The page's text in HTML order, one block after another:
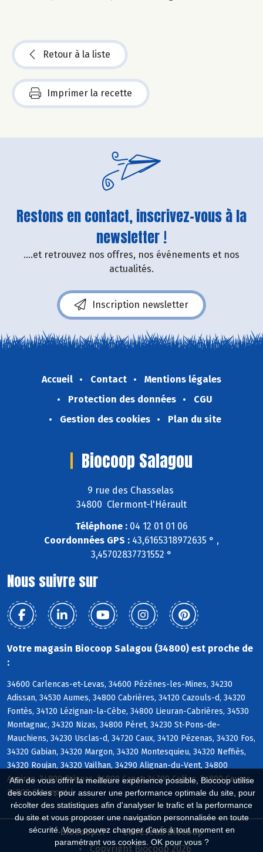
Afin de vous offrir la meilleure expérience possible, Biocoop utilise
des cookies : pour assurer une performance optimale du site, pour
récolter des statistiques afin d'analyser le trafic et la performance
du site et vous proposer une navigation personnalisée en toute
sécurité. Vous pouvez changer d'avis à tout moment en
paramétrant vos cookies. OK pour vous ?
Retour à la liste
Imprimer la recette
Restons en contact, inscrivez-vous à la
newsletter !
....et retrouvez nos offres, nos événements et nos
actualités.
Inscription newsletter
Accueil Contact
Mentions légales
Protection des données
CGU
Gestion des cookies
Plan du site
Biocoop Salagou
9 rue des Chasselas
34800 Clermont-l'Hérault
Téléphone : 04 12 01 01 06
Coordonnées GPS : 43,6165318972635 ° ,
3,45702837731552 °
Nous suivre sur
Votre magasin Biocoop Salagou (34800) est proche de
:
34600 Carlencas-et-Levas, 34600 Pézènes-les-Mines, 34230
Adissan, 34530 Aumes, 34800 Cabrières, 34120 Cazouls-d, 34320
Fontès, 34120 Lézignan-la-Cèbe, 34800 Lieuran-Cabrières, 34530
Montagnac, 34320 Nizas, 34800 Péret, 34230 St-Pons-de-
Mauchiens, 34230 Usclas-d, 34720 Caux, 34120 Pézenas, 34320 Fos,
34320 Gabian, 34320 Margon, 34320 Montesquieu, 34320 Neffiès,
34320 Roujan, 34320 Vailhan, 34290 Alignan-du-Vent, 34800
Aspiran, 34800 Brignac, 34800 Canet, 34700 Celles, 34800 Ceyras,
34800 Clermont-l
Biocoop.fr
Le réseau Biocoop
Copyright Biocoop 2026